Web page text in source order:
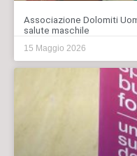
Associazione Dolomiti
salute maschile
15 Maggio 2026